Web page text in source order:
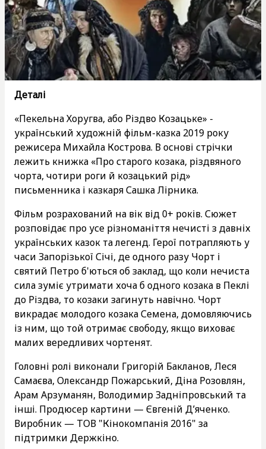
Деталі
«Пекельна Хоругва, або Різдво Козацьке» -
український художній фільм-казка 2019 року
режисера Михайла Кострова. В основі стрічки
лежить книжка «Про старого козака, різдвяного
чорта, чотири роги й козацький рід»
письменника і казкаря Сашка Лірника.
Фільм розрахований на вік від 0+ років. Сюжет
розповідає про усе різноманіття нечисті з давніх
українських казок та легенд. Герої потрапляють у
часи Запорізької Січі, де одного разу Чорт і
святий Петро б'ються об заклад, що коли нечиста
сила зуміє утримати хоча б одного козака в Пеклі
до Різдва, то козаки загинуть навічно. Чорт
викрадає молодого козака Семена, домовляючись
із ним, що той отримає свободу, якщо виховає
малих вередливих чортенят.
Головні ролі виконали Григорій Бакланов, Леся
Самаєва, Олександр Пожарський, Діна Розовлян,
Арам Арзуманян, Володимир Задніпровський та
інші. Продюсер картини — Євгеній Д’яченко.
Виробник — ТОВ "Кінокомпанія 2016" за
підтримки Держкіно.